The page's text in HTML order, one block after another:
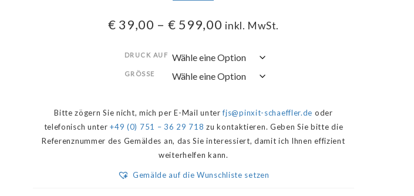
€ 39,00 – € 599,00 inkl. MwSt.
DRUCK AUF
GRÖSSE
Bitte zögern Sie nicht, mich per E-Mail unterfjs@pinxit-schaeffler.de oder
telefonisch unter+49 (0) 751 – 36 29 718 zu kontaktieren. Geben Sie bitte die
Referenznummer des Gemäldes an, das Sie interessiert, damit ich Ihnen effizient
weiterhelfen kann.
Gemälde auf die Wunschliste setzen